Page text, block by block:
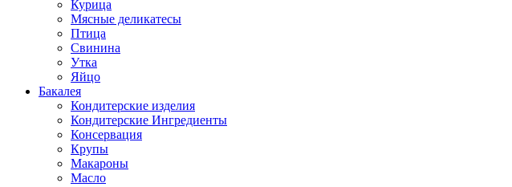
Курица
Мясные деликатесы
Птица
Свинина
Утка
Яйцо
Бакалея
Кондитерские изделия
Кондитерские Ингредиенты
Консервация
Крупы
Макароны
Масло